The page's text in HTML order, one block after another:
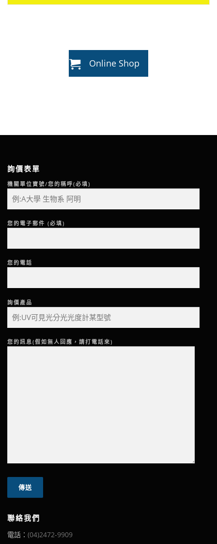
Online Shop
詢價表單
機關單位寶號/您的稱呼(必填)
您的電子郵件 (必填)
您的電話
詢價產品
您的訊息(假如無人回應，請打電話來)
聯絡我們
電話： (04)2472-9909